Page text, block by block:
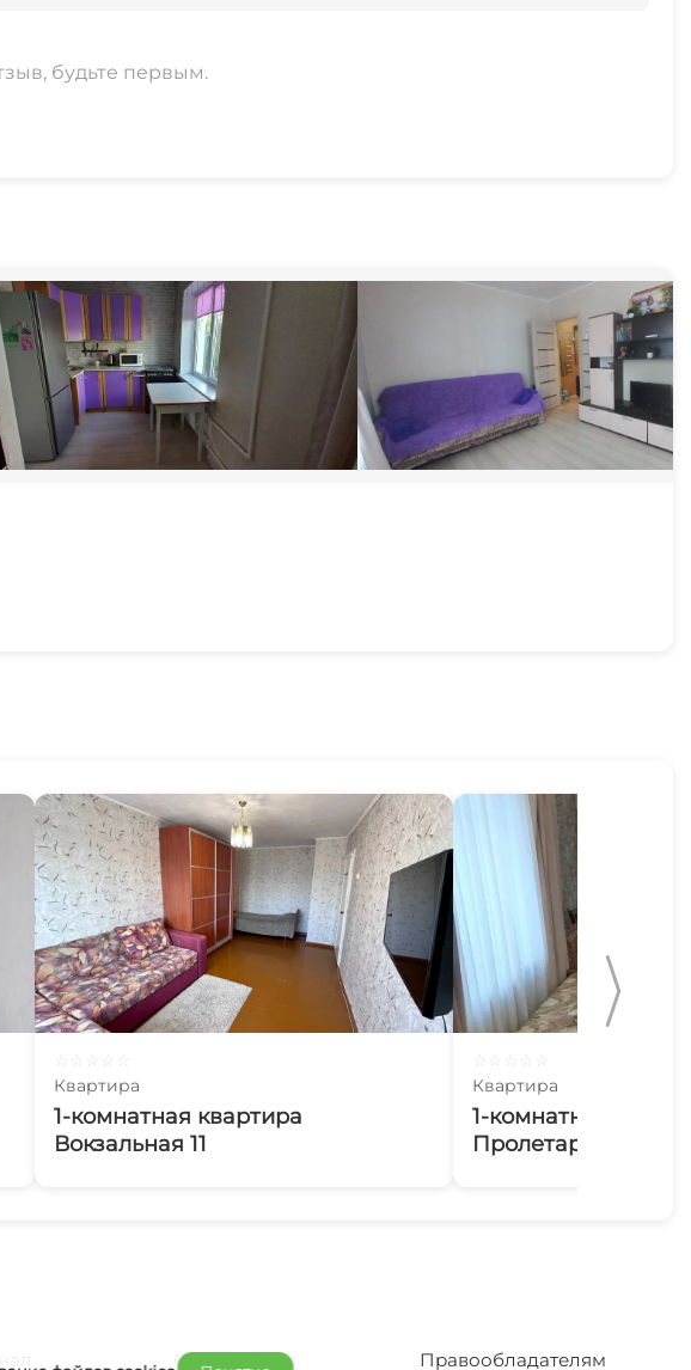
будьте первым.
Квартира
1-комнатная квартира
Вокзальная 11
Квартира
1-комнатная
Пролетарский 53
Отельерам Правообладателям